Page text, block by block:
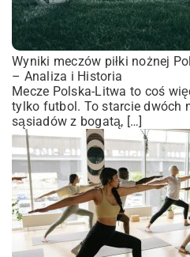
Wyniki meczów piłki nożnej
– Analiza i Historia
Mecze Polska-Litwa to coś
tylko futbol. To starcie dwóch
sąsiadów z bogatą, […]